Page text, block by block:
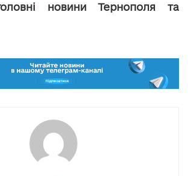
новини Тернополя та